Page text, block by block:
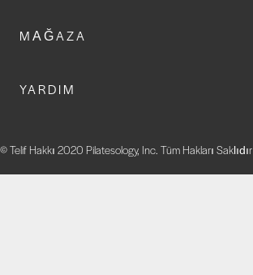
MAĞAZA
YARDIM
© Telif Hakkı 2020 Pilatesology, Inc. Tüm Hakları Saklıdır